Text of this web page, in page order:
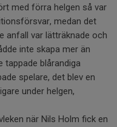
med förra helgen så var
medan det
anfall var lätträknade och
inte skapa mer än
tappade blårandiga
spelare, det blev en
under helgen,
när Nils Holm fick en